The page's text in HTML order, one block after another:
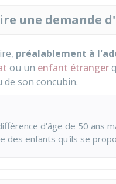
une demande
préalablement à
ou un enfant étranger
son concubin.
d'âge de 50 ans
des enfants qu'ils se